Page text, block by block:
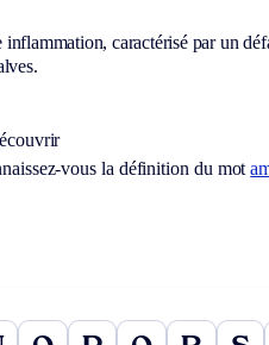
caractérisé par un
vous la définition du mot